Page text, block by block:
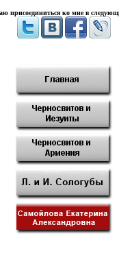
присоединиться ко мне в